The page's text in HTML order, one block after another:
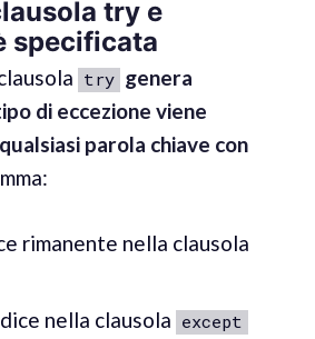
try e
specificata
try genera
di eccezione viene
parola chiave con
rimanente nella clausola
nella clausola except